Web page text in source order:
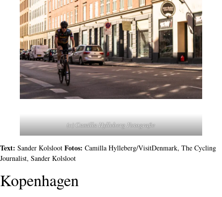
(c) Camilla Hylleberg Fotografie
Text: Sander Kolsloot Fotos: Camilla Hylleberg/VisitDenmark, The Cycling
Journalist, Sander Kolsloot
Kopenhagen